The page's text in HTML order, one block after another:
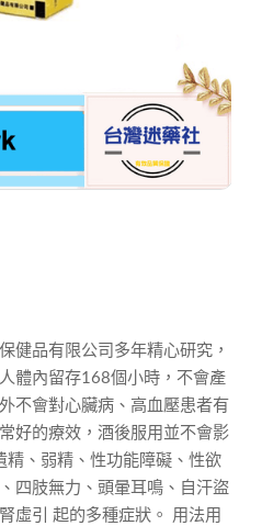
健品有限公司多年精心研究，
體內留存168個小時，不會產
不會對心臟病、高血壓患者有
好的療效，酒後服用並不會影
精、弱精、性功能障礙、性欲
四肢無力、頭暈耳鳴、自汗盜
虛引 起的多種症狀。 用法用